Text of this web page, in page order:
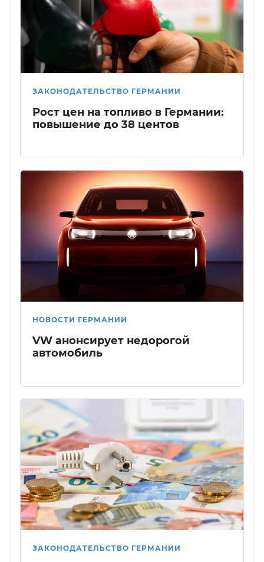
ЗАКОНОДАТЕЛЬСТВО ГЕРМАНИИ
Рост цен на топливо в Германии:
повышение до 38 центов
НОВОСТИ ГЕРМАНИИ
VW анонсирует недорогой
автомобиль
ЗАКОНОДАТЕЛЬСТВО ГЕРМАНИИ